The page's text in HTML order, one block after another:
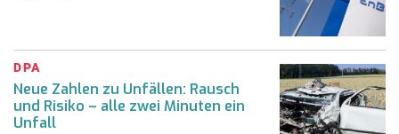
DPA
Neue Zahlen zu Unfällen: Rausch
und Risiko – alle zwei Minuten ein
Unfall